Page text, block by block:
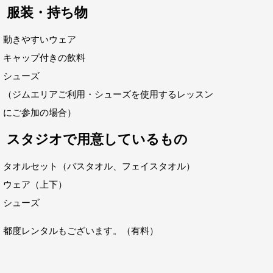
服装・持ち物
動きやすいウェア
キャップ付きの飲料
シューズ
（ジムエリアご利用・シューズを使用するレッスン
にご参加の場合）
スタジオで用意しているもの
タオルセット（バスタオル、フェイスタオル）
ウェア（上下）
シューズ
都度レンタルもございます。（有料）